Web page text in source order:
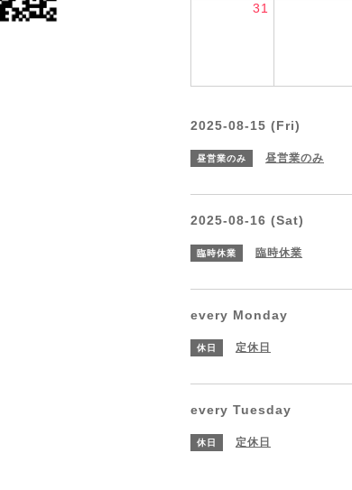
31
2025-08-15 (Fri)
昼営業のみ 昼営業のみ
2025-08-16 (Sat)
臨時休業 臨時休業
every Monday
休日 定休日
every Tuesday
休日 定休日